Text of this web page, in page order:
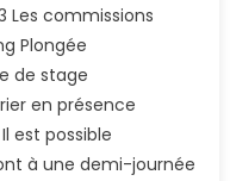
Les commissions
Plongée
de stage
en présence
est possible
à une demi-journée